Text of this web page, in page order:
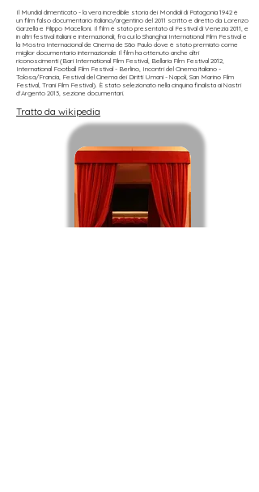
Il Mundial dimenticato - la vera incredibile storia dei Mondiali di Patagonia 1942 è
un film falso documentario italiano/argentino del 2011 scritto e diretto da Lorenzo
Garzella e Filippo Macelloni. Il film è stato presentato al Festival di Venezia 2011, e
in altri festival italiani e internazionali, fra cui lo Shanghai International Film Festival e
la Mostra Internacional de Cinema de São Paulo dove è stato premiato come
miglior documentario internazionale Il film ha ottenuto anche altri
riconoscimenti (Bari International Film Festival, Bellaria Film Festival 2012,
International Football Film Festival - Berlino, Incontri del Cinema italiano -
Tolosa/Francia, Festival del Cinema dei Diritti Umani - Napoli, San Marino Film
Festival, Trani Film Festival). È stato selezionato nella cinquina finalista ai Nastri
d'Argento 2013, sezione documentari.
Tratto da wikipedia